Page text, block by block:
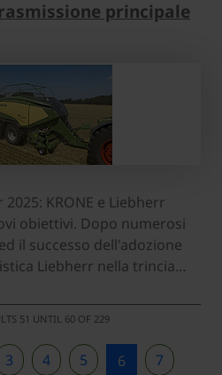
principale
KRONE e Liebherr
obiettivi. Dopo numerosi
il successo dell'adozione
Liebherr nella trincia…
51 UNTIL 60 OF 229
3 4 5 6 7